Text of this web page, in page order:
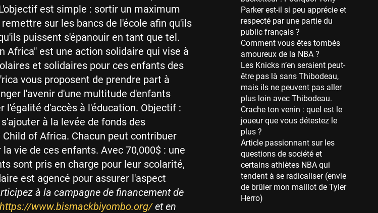
est simple : sortir un maximum
sur les bancs de l'école afin qu'ils
puissent s'épanouir en tant que tel.
Africa" est une action solidaire qui vise à
et solidaires pour ces enfants des
vous proposent de prendre part à
l'avenir d'une multitude d'enfants
l'égalité d'accès à l'éducation. Objectif :
à la levée de fonds des
of Africa. Chacun peut contribuer
vie de ces enfants. Avec 70,000$ : une
sont pris en charge pour leur scolarité,
est agencé pour assurer l'aspect
à la campagne de financement de
https://www.bismackbiyombo.org/et en
53 sessions
Jeux Olympiques
52 sessions
Atlanta Hawks
45 sessions
Chicago Bulls
41 sessions
Memphis Grizzlies
39 sessions
Cleveland Cavaliers
38 sessions
Orlando Magic
36 sessions
Euroleague
34 sessions
Parker est-il si peu apprécie et
respecté par une partie du
public français ?
Comment vous êtes tombés
amoureux de la NBA ?
Les Knicks n’en seraient peut-
être pas là sans Thibodeau,
mais ils ne peuvent pas aller
plus loin avec Thibodeau.
Crache ton venin : quel est le
joueur que vous détestez le
plus ?
Article passionnant sur les
questions de société et
certains athlètes NBA qui
tendent à se radicaliser (envie
de brûler mon maillot de Tyler
Herro)